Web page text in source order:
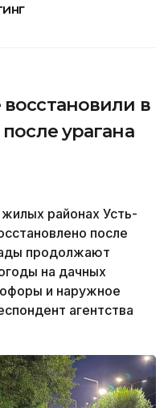
в
урагана
районах Усть-
после
продолжают
на дачных
и наружное
агентства